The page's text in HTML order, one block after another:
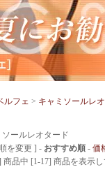
ルフェ > キャミソールレ
ソールレオタード
を変更 ] - おすすめ順 - 価
商品中 [1-17] 商品を表示